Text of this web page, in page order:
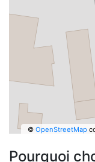
© OpenStreetMap
Pourquoi